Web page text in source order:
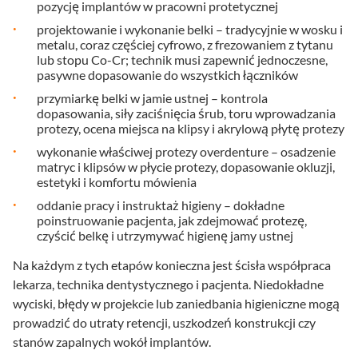
pozycję implantów w pracowni protetycznej
projektowanie i wykonanie belki – tradycyjnie w wosku i
metalu, coraz częściej cyfrowo, z frezowaniem z tytanu
lub stopu Co-Cr; technik musi zapewnić jednoczesne,
pasywne dopasowanie do wszystkich łączników
przymiarkę belki w jamie ustnej – kontrola
dopasowania, siły zaciśnięcia śrub, toru wprowadzania
protezy, ocena miejsca na klipsy i akrylową płytę protezy
wykonanie właściwej protezy overdenture – osadzenie
matryc i klipsów w płycie protezy, dopasowanie okluzji,
estetyki i komfortu mówienia
oddanie pracy i instruktaż higieny – dokładne
poinstruowanie pacjenta, jak zdejmować protezę,
czyścić belkę i utrzymywać higienę jamy ustnej
Na każdym z tych etapów konieczna jest ścisła współpraca
lekarza, technika dentystycznego i pacjenta. Niedokładne
wyciski, błędy w projekcie lub zaniedbania higieniczne mogą
prowadzić do utraty retencji, uszkodzeń konstrukcji czy
stanów zapalnych wokół implantów.